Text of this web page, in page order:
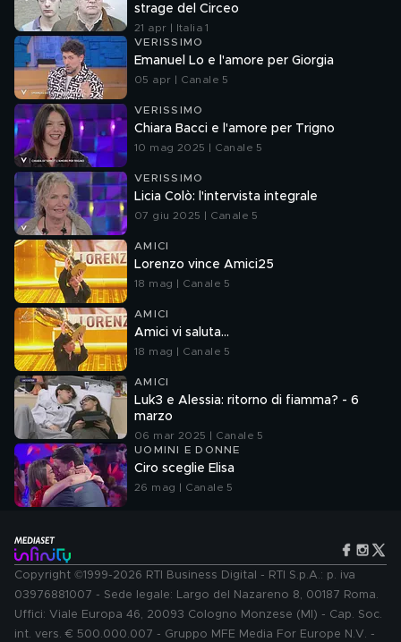
strage del Circeo
21 apr | Italia 1
VERISSIMO
Emanuel Lo e l'amore per Giorgia
05 apr | Canale 5
VERISSIMO
Chiara Bacci e l'amore per Trigno
10 mag 2025 | Canale 5
VERISSIMO
Licia Colò: l'intervista integrale
07 giu 2025 | Canale 5
AMICI
Lorenzo vince Amici25
18 mag | Canale 5
AMICI
Amici vi saluta...
18 mag | Canale 5
AMICI
Luk3 e Alessia: ritorno di fiamma? - 6
marzo
06 mar 2025 | Canale 5
UOMINI E DONNE
Ciro sceglie Elisa
26 mag | Canale 5
Copyright ©1999-2026 RTI Business Digital - RTI S.p.A.: p. iva
03976881007 - Sede legale: Largo del Nazareno 8, 00187 Roma.
Uffici: Viale Europa 46, 20093 Cologno Monzese (MI) - Cap. Soc.
int. vers. € 500.000.007 - Gruppo MFE Media For Europe N.V. -